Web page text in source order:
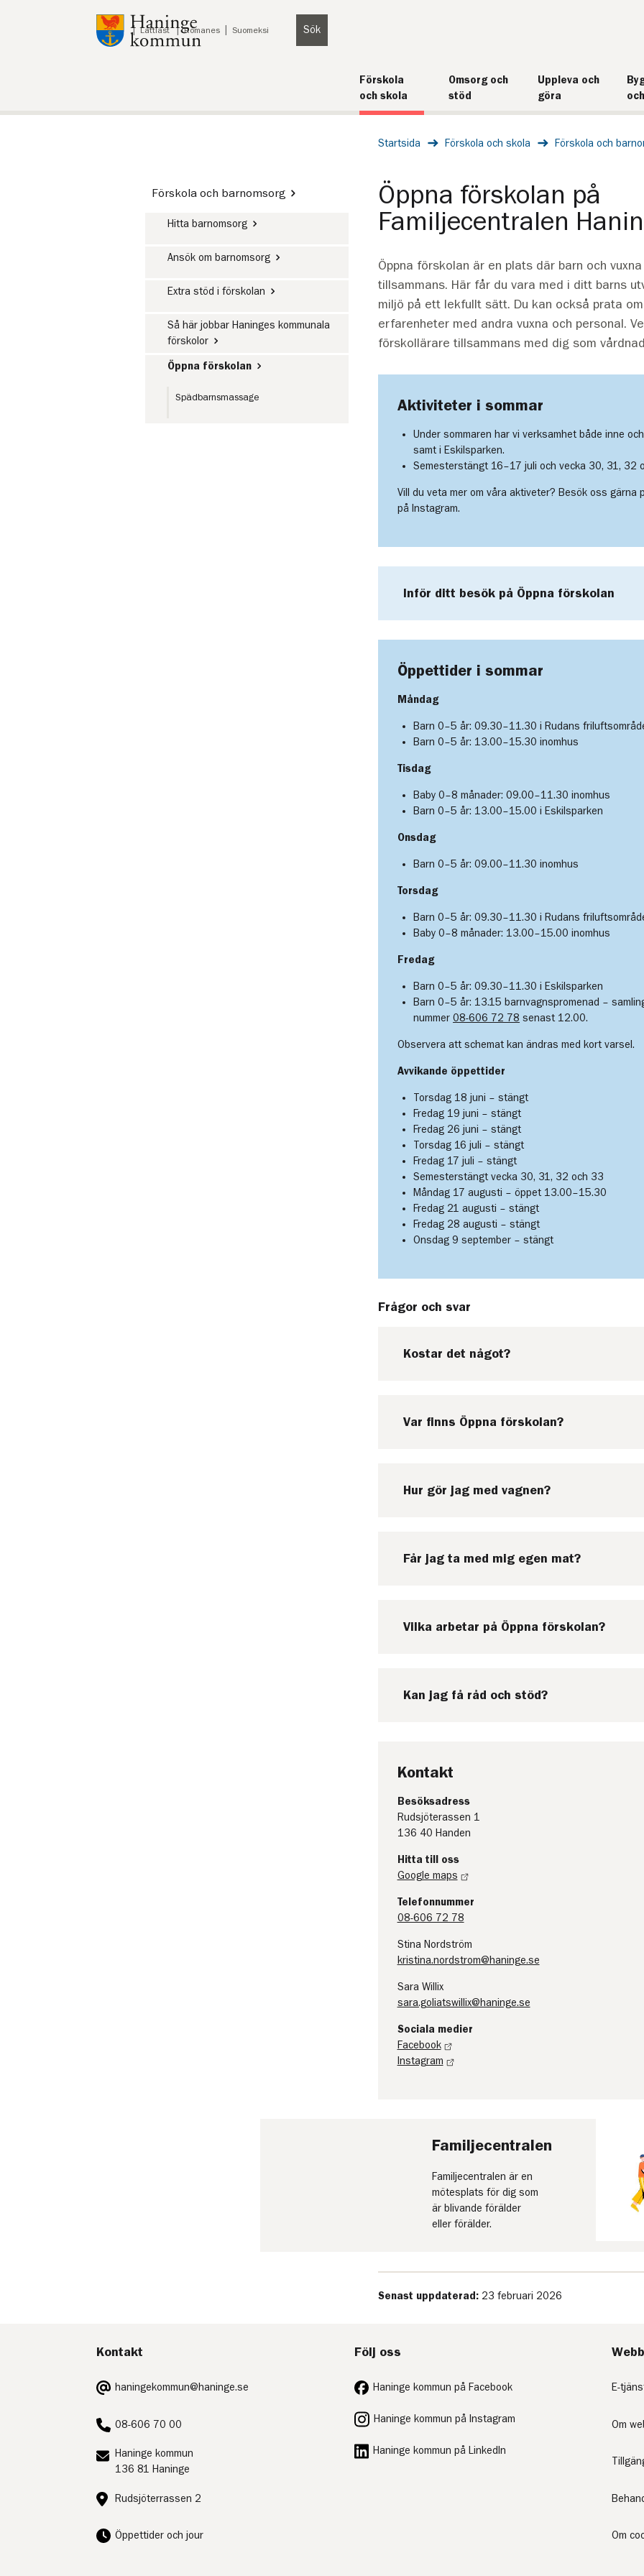
Till innehåll på sidan
Lyssna Lättläst Romanes Suomeksi Sök
Förskola
och skola
Omsorg och
stöd
Uppleva och
göra
Startsida Förskola och skola Förskola och
Förskola och barnomsorg
Hitta barnomsorg
Ansök om barnomsorg
Extra stöd i förskolan
Så här jobbar Haninges kommunala
förskolor
Öppna förskolan
Spädbarnsmassage
Öppna förskolan på
Familjecentralen
Öppna förskolan är en plats där barn och
tillsammans. Här får du vara med i ditt barns
miljö på ett lekfullt sätt. Du kan också prata
erfarenheter med andra vuxna och personal.
förskollärare tillsammans med dig som
Aktiviteter i sommar
Under sommaren har vi verksamhet både inne
samt i Eskilsparken.
Semesterstängt 16–17 juli och vecka 30, 31, 32
Vill du veta mer om våra aktiveter? Besök oss gärna
på Instagram.
Inför ditt besök på Öppna förskolan
Öppettider i sommar
Måndag
Barn 0–5 år: 09.30–11.30 i Rudans
Barn 0–5 år: 13.00–15.30 inomhus
Tisdag
Baby 0–8 månader: 09.00–11.30 inomhus
Barn 0–5 år: 13.00–15.00 i Eskilsparken
Onsdag
Barn 0–5 år: 09.00–11.30 inomhus
Torsdag
Barn 0–5 år: 09.30–11.30 i Rudans
Baby 0–8 månader: 13.00–15.00 inomhus
Fredag
Barn 0–5 år: 09.30–11.30 i Eskilsparken
Barn 0–5 år: 13.15 barnvagnspromenad –
nummer08-606 72 78 senast 12.00.
Observera att schemat kan ändras med kort varsel.
Avvikande öppettider
Torsdag 18 juni – stängt
Fredag 19 juni – stängt
Fredag 26 juni – stängt
Torsdag 16 juli – stängt
Fredag 17 juli – stängt
Semesterstängt vecka 30, 31, 32 och 33
Måndag 17 augusti – öppet 13.00–15.30
Fredag 21 augusti – stängt
Fredag 28 augusti – stängt
Onsdag 9 september – stängt
Frågor och svar
Kostar det något?
Var finns Öppna förskolan?
Hur gör jag med vagnen?
Får jag ta med mig egen mat?
Vilka arbetar på Öppna förskolan?
Kan jag få råd och stöd?
Kontakt
Besöksadress
Rudsjöterassen 1
136 40 Handen
Hitta till oss
Google maps
Telefonnummer
08-606 72 78
Stina Nordström
kristina.nordstrom@haninge.se
Sara Willix
sara.goliatswillix@haninge.se
Sociala medier
Facebook
Instagram
Familjecentralen
Familjecentralen är en
mötesplats för dig som
är blivande förälder
eller förälder.
Senast uppdaterad: 23 februari 2026
Kontakt
E-
post:
haningekommun@haninge.se
Telefon:
08-606 70 00
Postadress:
Haninge kommun
136 81 Haninge
Besöksadress:
Rudsjöterrassen 2
Öppettider och jour
Följ oss
Haninge kommun på Facebook
Haninge kommun på Instagram
Haninge kommun på LinkedIn
E-
Om
Om